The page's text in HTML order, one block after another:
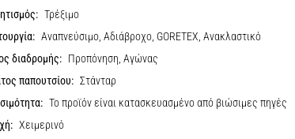
Τρέξιμο
Αναπνεύσιμο, Αδιάβροχο, GORETEX, Ανακλαστικό
διαδρομής: Προπόνηση, Αγώνας
παπουτσίου: Στάνταρ
Το προϊόν είναι κατασκευασμένο από βιώσιμες πηγές
Χειμερινό